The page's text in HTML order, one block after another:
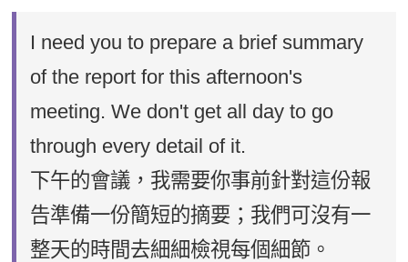
I need you to prepare a brief summary
of the report for this afternoon's
meeting. We don't get all day to go
through every detail of it.
下午的會議，我需要你事前針對這份報
告準備一份簡短的摘要；我們可沒有一
整天的時間去細細檢視每個細節。